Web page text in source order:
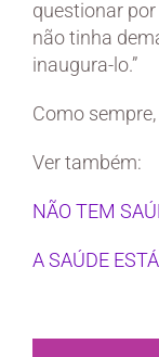
questionar
não tinha
inaugura-lo.”
Como
Ver também:
NÃO TEM
A SAÚDE